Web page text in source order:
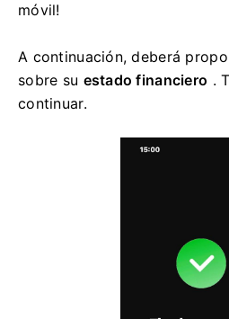
móvil!
A continuación, deberá
sobre su estado financiero .
continuar.